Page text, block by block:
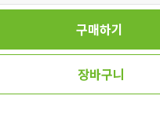
구매하기
장바구니